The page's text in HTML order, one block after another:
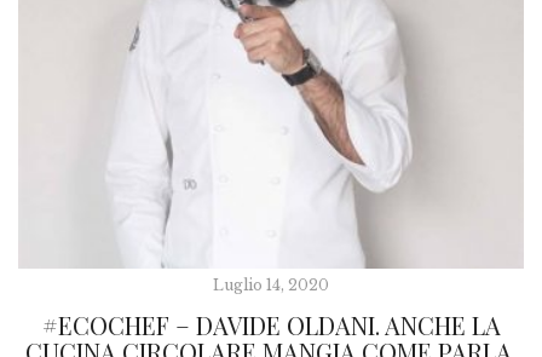
Luglio 14, 2020
#ECOCHEF – DAVIDE OLDANI. ANCHE LA